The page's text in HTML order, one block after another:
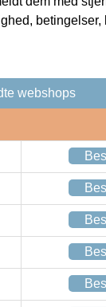
betingelser,
webshops